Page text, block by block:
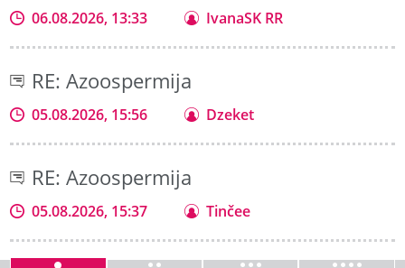
06.08.2026, 13:33 IvanaSK RR
RE: Azoospermija
05.08.2026, 15:56 Dzeket
RE: Azoospermija
05.08.2026, 15:37 Tinčee